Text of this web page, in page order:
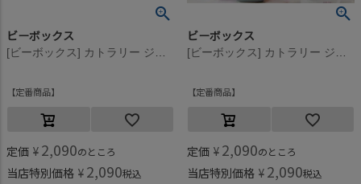
ビーボックス
[ビーボックス] カトラリー ジェラートシリーズ バブルガム
定番商品
定価 ¥ 2,090のところ
当店特別価格 ¥ 2,090税込
ビーボックス
[ビーボックス] カトラリー ジェラートシリーズ ボイセンベリー
定番商品
定価 ¥ 2,090のところ
当店特別価格 ¥ 2,090税込